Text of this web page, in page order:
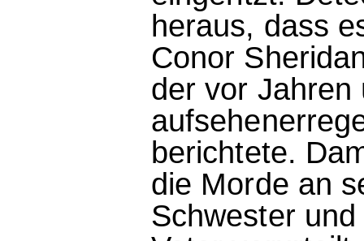
heraus, dass
Conor
der vor Jahren
berichtete.
die Morde an
Schwester